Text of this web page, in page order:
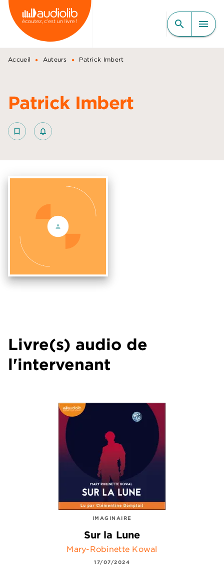
MENU RECHERCHE
CONTENU
PIED DE PAGE
search menu
Accueil • Auteurs • Patrick Imbert
Patrick Imbert
bookmark_border notifications_none_outlined
Livre(s) audio de
l'intervenant
IMAGINAIRE
Sur la Lune
Mary-Robinette Kowal
17/07/2024